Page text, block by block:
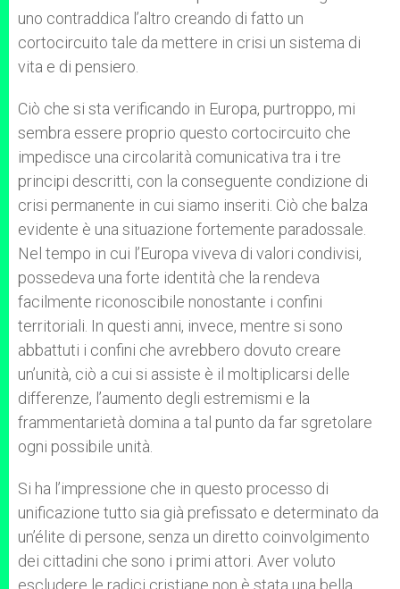
uno contraddica l’altro creando di fatto un
cortocircuito tale da mettere in crisi un sistema di
vita e di pensiero.
Ciò che si sta verificando in Europa, purtroppo, mi
sembra essere proprio questo cortocircuito che
impedisce una circolarità comunicativa tra i tre
principi descritti, con la conseguente condizione di
crisi permanente in cui siamo inseriti. Ciò che balza
evidente è una situazione fortemente paradossale.
Nel tempo in cui l’Europa viveva di valori condivisi,
possedeva una forte identità che la rendeva
facilmente riconoscibile nonostante i confini
territoriali. In questi anni, invece, mentre si sono
abbattuti i confini che avrebbero dovuto creare
un’unità, ciò a cui si assiste è il moltiplicarsi delle
differenze, l’aumento degli estremismi e la
frammentarietà domina a tal punto da far sgretolare
ogni possibile unità.
Si ha l’impressione che in questo processo di
unificazione tutto sia già prefissato e determinato da
un’élite di persone, senza un diretto coinvolgimento
dei cittadini che sono i primi attori. Aver voluto
escludere le radici cristiane non è stata una bella